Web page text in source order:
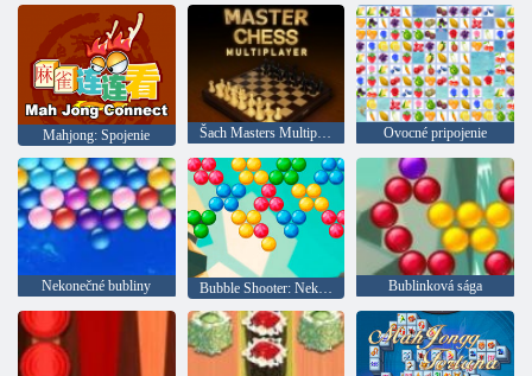
Mahjong: Spojenie Šach Masters Multiplayer Ovocné pripojenie
Nekonečné bubliny Bubble Shooter: Nekonečno Bublinková sága